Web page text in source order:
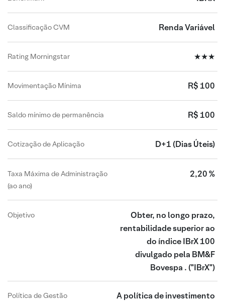
Classificação CVM Renda Variável
Rating Morningstar ★★★
Movimentação Mínima R$ 100
Saldo mínimo de permanência R$ 100
Cotização de Aplicação D+1 (Dias Úteis)
Taxa Máxima de Administração
(ao ano)
2,20 %
Objetivo
Obter, no longo prazo,
rentabilidade superior ao
do índice IBrX 100
divulgado pela BM&F
Bovespa . ("IBrX")
Política de Gestão
A política de investimento